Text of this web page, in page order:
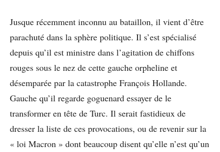
Jusque récemment inconnu au bataillon, il vient d’être
parachuté dans la sphère politique. Il s’est spécialisé
depuis qu’il est ministre dans l’agitation de chiffons
rouges sous le nez de cette gauche orpheline et
désemparée par la catastrophe François Hollande.
Gauche qu’il regarde goguenard essayer de le
transformer en tête de Turc. Il serait fastidieux de
dresser la liste de ces provocations, ou de revenir sur la
« loi Macron » dont beaucoup disent qu’elle n’est qu’un